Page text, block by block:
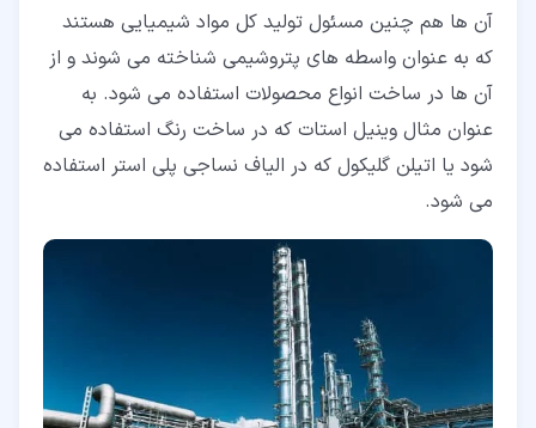
آن ها هم چنین مسئول تولید کل مواد شیمیایی هستند
که به عنوان واسطه های پتروشیمی شناخته می شوند و از
آن ها در ساخت انواع محصولات استفاده می شود. به
عنوان مثال وینیل استات که در ساخت رنگ استفاده می
شود یا اتیلن گلیکول که در الیاف نساجی پلی استر استفاده
می شود.